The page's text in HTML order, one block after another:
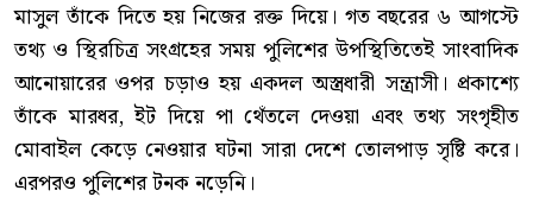
মাসুল তাঁকে দিতে হয় নিজের রক্ত দিয়ে। গত বছরের ৬ আগস্টে
তথ্য ও স্থিরচিত্র সংগ্রহের সময় পুলিশের উপস্থিতিতেই সাংবাদিক
আনোয়ারের ওপর চড়াও হয় একদল অস্ত্রধারী সন্ত্রাসী। প্রকাশ্যে
তাঁকে মারধর, ইট দিয়ে পা থেঁতলে দেওয়া এবং তথ্য সংগৃহীত
মোবাইল কেড়ে নেওয়ার ঘটনা সারা দেশে তোলপাড় সৃষ্টি করে।
এরপরও পুলিশের টনক নড়েনি।